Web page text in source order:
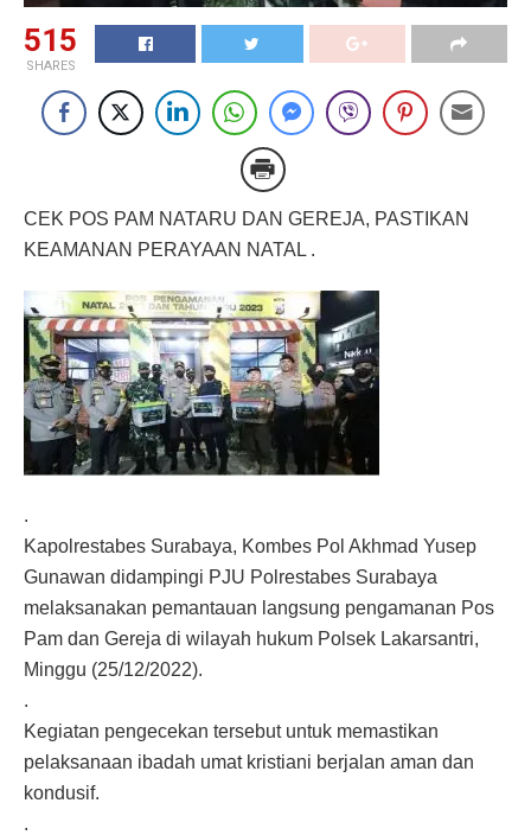
515
SHARES
CEK POS PAM NATARU DAN GEREJA, PASTIKAN
KEAMANAN PERAYAAN NATAL .
.
Kapolrestabes Surabaya, Kombes Pol Akhmad Yusep
Gunawan didampingi PJU Polrestabes Surabaya
melaksanakan pemantauan langsung pengamanan Pos
Pam dan Gereja di wilayah hukum Polsek Lakarsantri,
Minggu (25/12/2022).
.
Kegiatan pengecekan tersebut untuk memastikan
pelaksanaan ibadah umat kristiani berjalan aman dan
kondusif.
.